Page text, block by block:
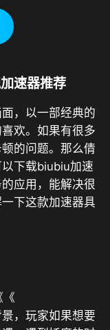
速器推荐
，以一部经典的
欢。如果有很多
的问题。那么倩
下载biubiu加速
应用，能解决很
下这款加速器具
《
，玩家如果想要